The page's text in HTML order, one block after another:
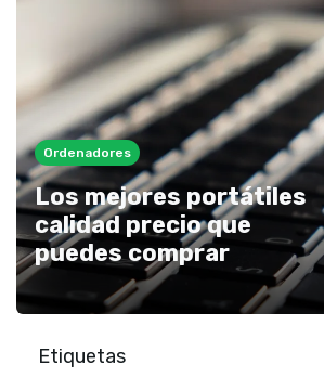
Ordenadores
Los mejores portátiles
calidad precio que
puedes comprar
Etiquetas